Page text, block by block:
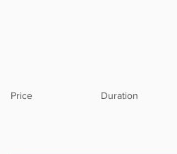
Price Duration